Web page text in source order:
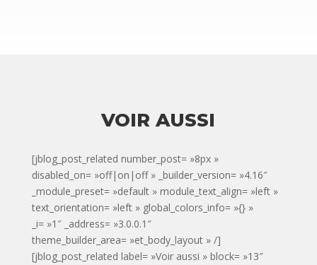
VOIR AUSSI
[jblog_post_related number_post= »8px »
disabled_on= »off|on|off » _builder_version= »4.16″
_module_preset= »default » module_text_align= »left »
text_orientation= »left » global_colors_info= »{} »
_i= »1″ _address= »3.0.0.1″
theme_builder_area= »et_body_layout » /]
[jblog_post_related label= »Voir aussi » block= »13″